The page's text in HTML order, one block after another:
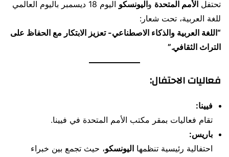
تحتفل الأمم المتحدة واليونسكو
اليوم 18 ديسمبر باليوم العالمي
للغة العربية، تحت شعار:
“اللغة العربية والذكاء الاصطناعي- تعزيز الابتكار مع الحفاظ على
التراث الثقافي.”
فعاليات الاحتفال:
فيينا:
تقام فعاليات بمقر مكتب الأمم المتحدة في فيينا.
باريس:
احتفالية رئيسية تنظمها اليونسكو، حيث تجمع بين خبراء